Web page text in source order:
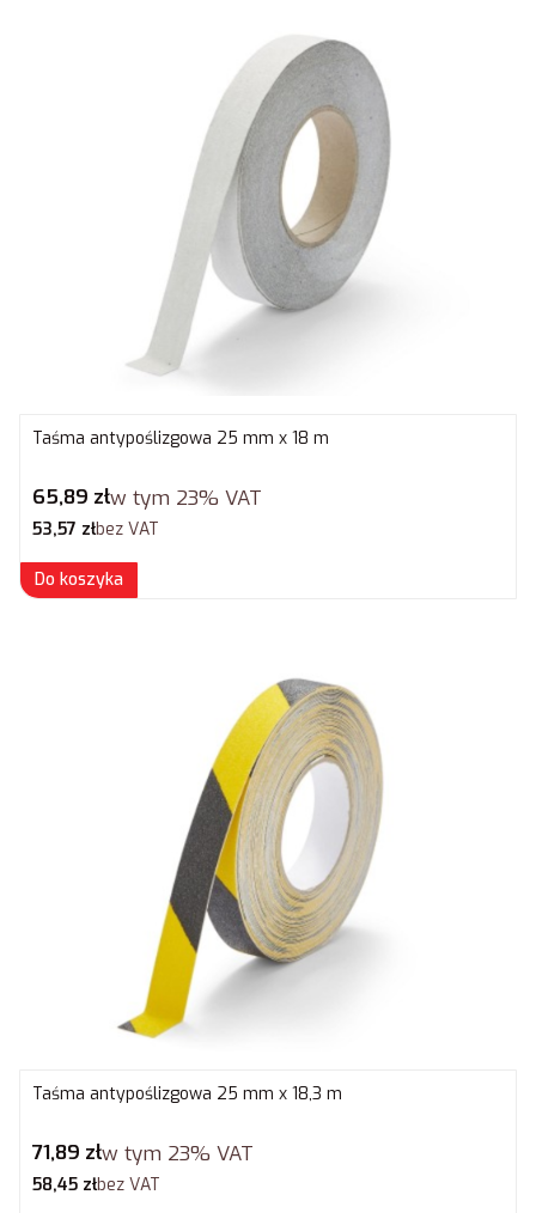
Taśma antypoślizgowa 25 mm x 18 m
Cena brutto
65,89 złw tym 23% VAT
Cena netto
53,57 złbez VAT
Do koszyka
Taśma antypoślizgowa 25 mm x 18,3 m
Cena brutto
71,89 złw tym 23% VAT
Cena netto
58,45 złbez VAT